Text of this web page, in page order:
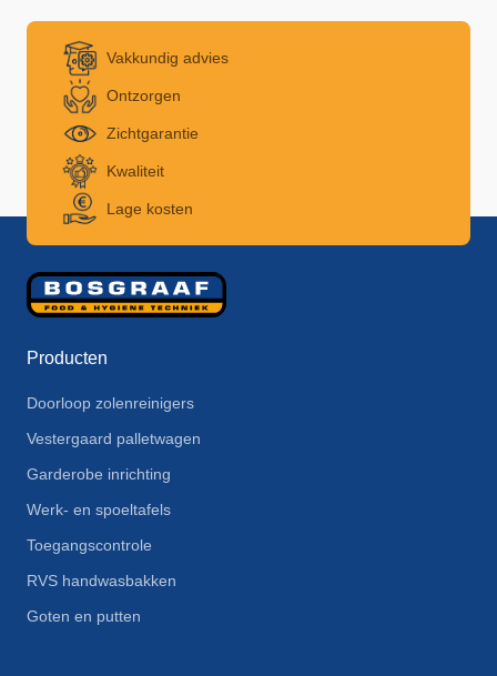
Vakkundig advies
Ontzorgen
Zichtgarantie
Kwaliteit
Lage kosten
Producten
Doorloop zolenreinigers
Vestergaard palletwagen
Garderobe inrichting
Werk- en spoeltafels
Toegangscontrole
RVS handwasbakken
Goten en putten